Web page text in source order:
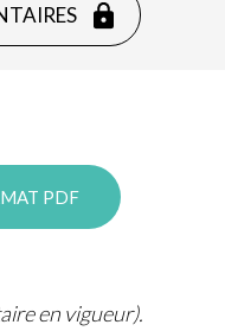
PDF
en vigueur).